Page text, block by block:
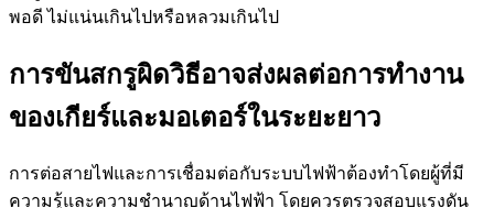
พอดี ไม่แน่นเกินไปหรือหลวมเกินไป
การขันสกรูผิดวิธีอาจส่งผลต่อการทำงาน
ของเกียร์และมอเตอร์ในระยะยาว
การต่อสายไฟและการเชื่อมต่อกับระบบไฟฟ้าต้องทำโดยผู้ที่มี
ความรู้และความชำนาญด้านไฟฟ้า โดยควรตรวจสอบแรงดัน